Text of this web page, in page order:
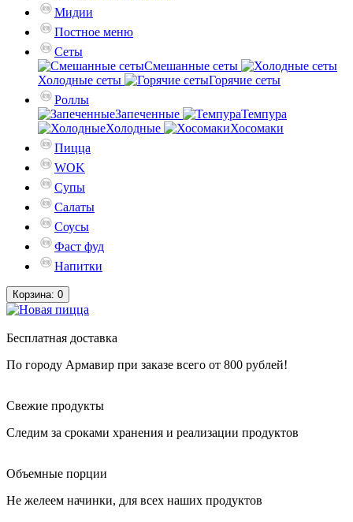
Мидии
Постное меню
Сеты
Смешанные сеты
Холодные сеты
Горячие сеты
Роллы
Запеченные
Темпура
Холодные
Хосомаки
Пицца
WOK
Супы
Салаты
Соусы
Фаст фуд
Напитки
Корзина: 0
Бесплатная доставка
По городу Армавир при заказе всего от 800 рублей!
Свежие продукты
Следим за сроками хранения и реализации продуктов
Объемные порции
Не желеем начинки, для всех наших продуктов